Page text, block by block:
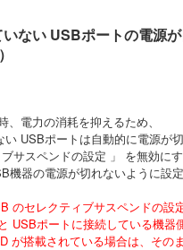
ない USBポートの電源
電力の消耗を抑えるため、
USBポートは自動的に電源が
サスペンドの設定 」 を無効にす
機器の電源が切れないように設
のセレクティブサスペンドの設
USBポートに接続している機
が搭載されている場合は、その